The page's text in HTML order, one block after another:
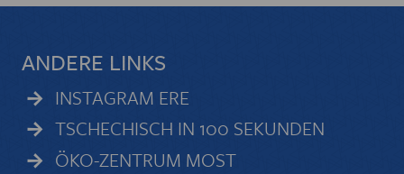
ANDERE LINKS
INSTAGRAM ERE
TSCHECHISCH IN 100 SEKUNDEN
ÖKO-ZENTRUM MOST